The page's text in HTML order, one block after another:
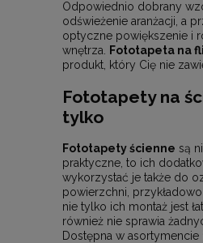
Odpowiednio dobrany
odświeżenie aranżacji, a
optyczne powiększenie i
wnętrza.
Fototapeta na
produkt, który Cię nie
Fototapety na
tylko
Fototapety ścienne są
praktyczne, to ich
wykorzystać je także do
powierzchni,
nie tylko ich montaż jest
również nie sprawia
Dostępna w asortymencie